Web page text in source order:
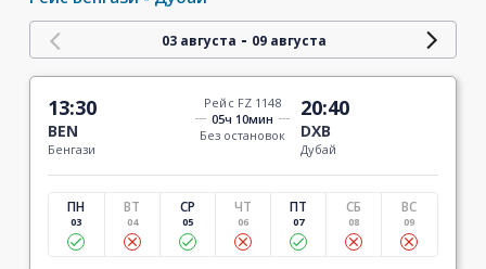
03 августа - 09 августа
13:30
BEN
Бенгази
Рейс FZ 1148
05ч 10мин
Без остановок
20:40
DXB
Дубай
ПН
03
ВТ
04
СР
05
ЧТ
06
ПТ
07
СБ
08
ВС
09